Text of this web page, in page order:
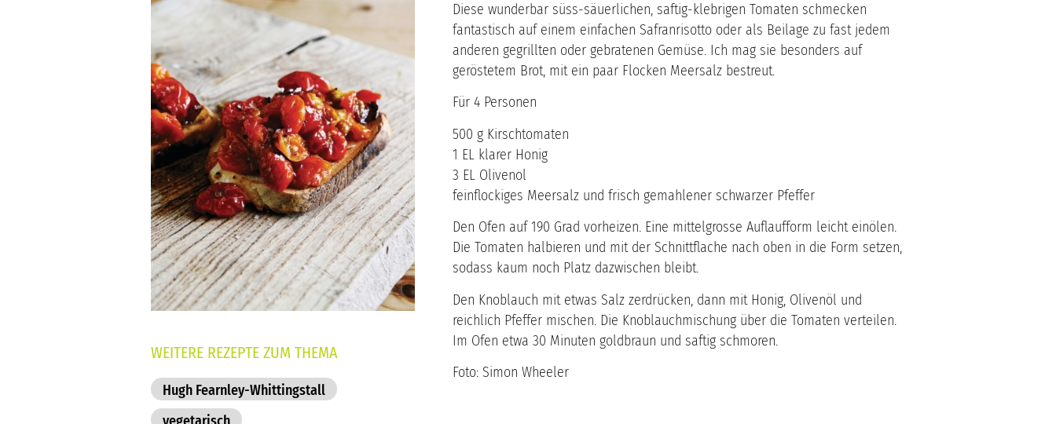
WEITERE REZEPTE ZUM THEMA
Hugh Fearnley-Whittingstall
Diese wunderbar süss-säuerlichen, saftig-klebrigen Tomaten schmecken
fantastisch auf einem einfachen Safranrisotto oder als Beilage zu fast jedem
anderen gegrillten oder gebratenen Gemüse. Ich mag sie besonders auf
geröstetem Brot, mit ein paar Flocken Meersalz bestreut.
Für 4 Personen
500 g Kirschtomaten
1 EL klarer Honig
3 EL Olivenol
feinflockiges Meersalz und frisch gemahlener schwarzer Pfeffer
Den Ofen auf 190 Grad vorheizen. Eine mittelgrosse Auflaufform leicht einölen.
Die Tomaten halbieren und mit der Schnittflache nach oben in die Form setzen,
sodass kaum noch Platz dazwischen bleibt.
Den Knoblauch mit etwas Salz zerdrücken, dann mit Honig, Olivenöl und
reichlich Pfeffer mischen. Die Knoblauchmischung über die Tomaten verteilen.
Im Ofen etwa 30 Minuten goldbraun und saftig schmoren.
Foto: Simon Wheeler